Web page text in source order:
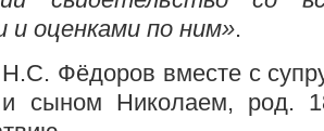
и оценками по ним».
Фёдоров вместе с
и сыном Николаем, род.